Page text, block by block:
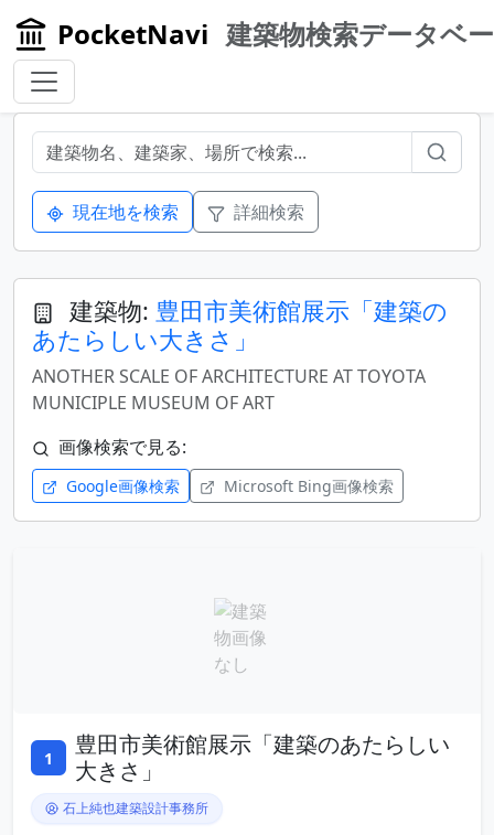
PocketNavi 建築物検索データベ
現在地を検索 詳細検索
建築物: 豊田市美術館展示「建築の
あたらしい大きさ」
ANOTHER SCALE OF ARCHITECTURE AT TOYOTA
MUNICIPLE MUSEUM OF ART
画像検索で見る:
Google画像検索 Microsoft Bing画像検索
1
豊田市美術館展示「建築のあたらしい
大きさ」
石上純也建築設計事務所